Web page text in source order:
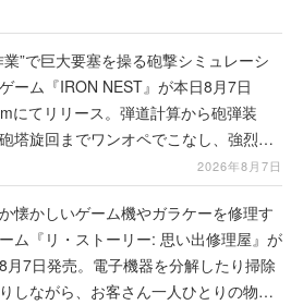
業”で巨大要塞を操る砲撃シミュレーシ
ーム『IRON NEST』が本日8月7日
にてリリース。弾道計算から砲弾装
塔旋回までワンオペでこなし、強烈な
をブチかませるロマンある作品2026年8月7日
懐かしいゲーム機やガラケーを修理す
ム『リ・ストーリー: 思い出修理屋』が
月7日発売。電子機器を分解したり掃除
しながら、お客さん一人ひとりの物語